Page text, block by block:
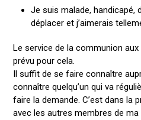
Je suis malade, handicapé,
déplacer et j’aimerais
Le service de la communion
prévu pour cela.
Il suffit de se faire connaître
connaître quelqu’un qui va
faire la demande. C’est dans la
avec les autres membres de